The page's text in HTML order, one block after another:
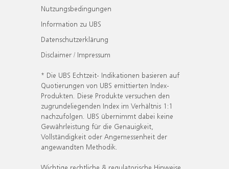
Nutzungsbedingungen
Information zu UBS
Datenschutzerklärung
Disclaimer / Impressum
* Die UBS Echtzeit- Indikationen basieren auf
Quotierungen von UBS emittierten Index-
Produkten. Diese Produkte versuchen den
zugrundeliegenden Index im Verhältnis 1:1
nachzufolgen. UBS übernimmt dabei keine
Gewährleistung für die Genauigkeit,
Vollständigkeit oder Angemessenheit der
angewandten Methodik.